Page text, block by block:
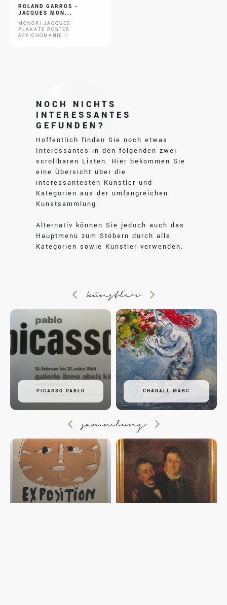
ROLAND GARROS -
JACQUES MON...
MONORI JACQUES
PLAKATE POSTER
AFFICHOMANIE II
NOCH NICHTS
INTERESSANTES
GEFUNDEN?
Hoffentlich finden Sie noch etwas
Interessantes in den folgenden zwei
scrollbaren Listen. Hier bekommen Sie
eine Übersicht über die
interessantesten Künstler und
Kategorien aus der umfangreichen
Kunstsammlung.
Alternativ können Sie jedoch auch das
Hauptmenü zum Stöbern durch alle
Kategorien sowie Künstler verwenden.
künstler
PICASSO PABLO CHAGALL MARC
sammlung